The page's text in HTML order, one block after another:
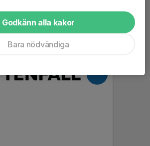
Godkänn alla kakor
Bara nödvändiga